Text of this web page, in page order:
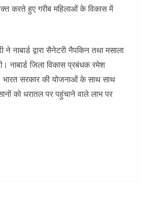
करते हुए गरीब महिलाओं के विकास में
द्वारा सैनेटरी नैपकिन तथा मसाला
नाबार्ड जिला विकास प्रबंधक रमेश
भारत सरकार की योजनाओं के साथ साथ
को धरातल पर पहुंचाने वाले लाभ पर